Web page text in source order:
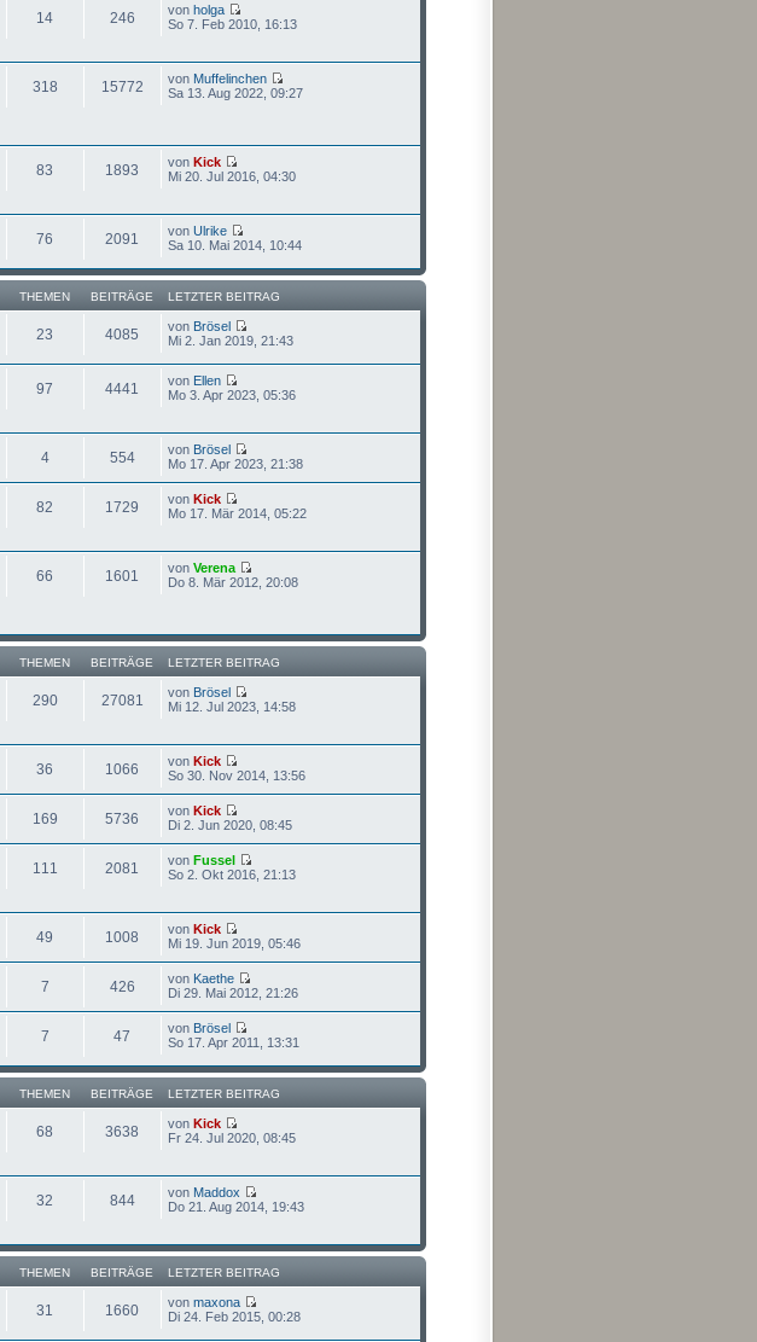
14 246 von holga
So 7. Feb 2010, 16:13
318 15772 von Muffelinchen
Sa 13. Aug 2022, 09:27
83 1893 von Kick
Mi 20. Jul 2016, 04:30
76 2091 von Ulrike
Sa 10. Mai 2014, 10:44
THEMEN BEITRÄGE LETZTER BEITRAG
23 4085 von Brösel
Mi 2. Jan 2019, 21:43
97 4441 von Ellen
Mo 3. Apr 2023, 05:36
4 554 von Brösel
Mo 17. Apr 2023, 21:38
82 1729 von Kick
Mo 17. Mär 2014, 05:22
66 1601 von Verena
Do 8. Mär 2012, 20:08
THEMEN BEITRÄGE LETZTER BEITRAG
290 27081 von Brösel
Mi 12. Jul 2023, 14:58
36 1066 von Kick
So 30. Nov 2014, 13:56
169 5736 von Kick
Di 2. Jun 2020, 08:45
111 2081 von Fussel
So 2. Okt 2016, 21:13
49 1008 von Kick
Mi 19. Jun 2019, 05:46
7 426 von Kaethe
Di 29. Mai 2012, 21:26
7 47 von Brösel
So 17. Apr 2011, 13:31
THEMEN BEITRÄGE LETZTER BEITRAG
68 3638 von Kick
Fr 24. Jul 2020, 08:45
32 844 von Maddox
Do 21. Aug 2014, 19:43
THEMEN BEITRÄGE LETZTER BEITRAG
31 1660 von maxona
Di 24. Feb 2015, 00:28